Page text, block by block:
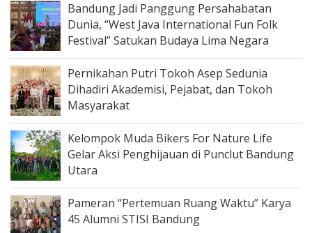
Bandung Jadi Panggung Persahabatan
Dunia, “West Java International Fun Folk
Festival” Satukan Budaya Lima Negara
Pernikahan Putri Tokoh Asep Sedunia
Dihadiri Akademisi, Pejabat, dan Tokoh
Masyarakat
Kelompok Muda Bikers For Nature Life
Gelar Aksi Penghijauan di Punclut Bandung
Utara
Pameran “Pertemuan Ruang Waktu” Karya
45 Alumni STISI Bandung